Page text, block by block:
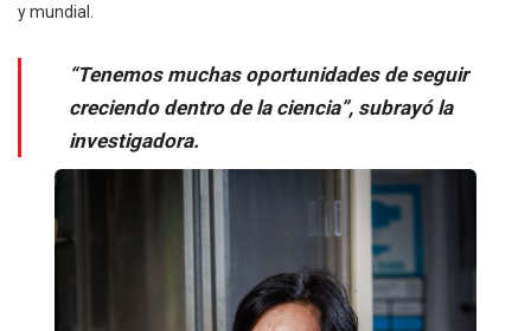
y mundial.
“Tenemos muchas oportunidades de seguir
creciendo dentro de la ciencia”, subrayó la
investigadora.